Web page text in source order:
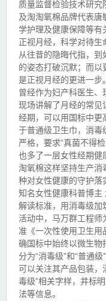
质量监督检验技术研究
及淘淘氧棉品牌代表
学护理及健康保障等有
正视月经，科学对待生
从往昔的隐晦代指，到
的姿态打破沉默；而以
是正视月经的更进一步。
曾经作为妇产科医生
现场讲解了月经的常见
经期，可以用国标中更
于普通级卫生巾，消毒
严格，要求“真菌不得
也多了一层女性经期健
淘氧棉这样坚持生产
种对女性健康的守护落
知名女性健康科普博主
解读标准，用消毒级加
活动中，马万群工程师
准《一次性使用卫生
确国标中始终以微生物
分为“消毒级”和“普通
可以关注其产品包装，
毒级”相关字样，并标
法等信息。